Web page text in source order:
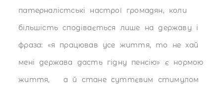
патерналістські настрої громадян, коли
більшість сподівається лише на державу і
фраза: «я працював усе життя, то не хай
мені держава дасть гідну пенсію» є нормою
життя, а й стане суттєвим стимулом